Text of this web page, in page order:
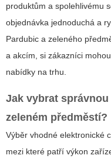
produktům a spolehlivému
objednávka jednoduchá a
Pardubic a zeleného
a akcím, si zákazníci
nabídky na trhu.
Jak vybrat
zeleném předměstí?
Výběr vhodné elektronické
mezi které patří výkon